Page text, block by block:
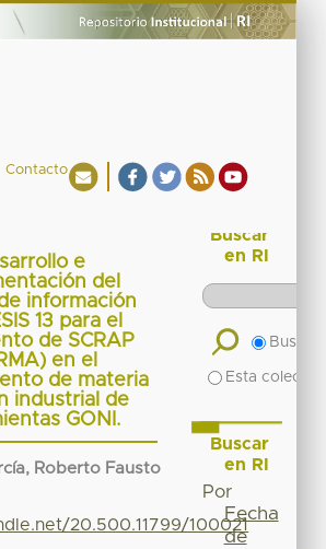
Contacto
e
del
información
13 para el
de SCRAP
en el
de materia
industrial de
GONI.
Roberto Fausto
20.500.11799/100021
Buscar
en RI
Buscar
Esta
Buscar
en RI
Por
Fecha
de